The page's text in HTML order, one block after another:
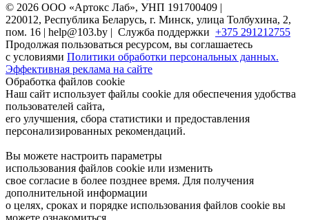
© 2026 ООО «Артокс Лаб», УНП 191700409 |
220012, Республика Беларусь, г. Минск, улица Толбухина, 2,
пом. 16 | help@103.by | Служба поддержки +375 291212755
Продолжая пользоваться ресурсом, вы соглашаетесь
с условиями Политики обработки персональных данных.
Эффективная реклама на сайте
Обработка файлов cookie
Наш сайт использует файлы cookie для обеспечения удобства
пользователей сайта,
его улучшения, сбора статистики и предоставления
персонализированных рекомендаций.
Вы можете настроить параметры
использования файлов cookie или изменить
свое согласие в более позднее время. Для получения
дополнительной информации
о целях, сроках и порядке использования файлов cookie вы
можете ознакомиться